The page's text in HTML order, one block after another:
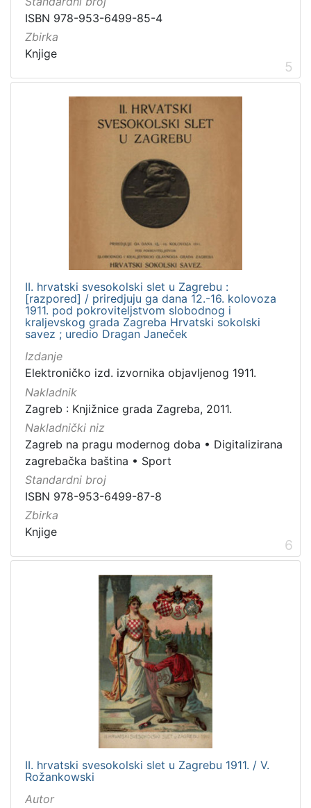
ISBN 978-953-6499-85-4
Zbirka
Knjige
5
II. hrvatski svesokolski slet u Zagrebu :
[razpored] / priredjuju ga dana 12.-16. kolovoza
1911. pod pokroviteljstvom slobodnog i
kraljevskog grada Zagreba Hrvatski sokolski
savez ; uredio Dragan Janeček
Izdanje
Elektroničko izd. izvornika objavljenog 1911.
Nakladnik
Zagreb : Knjižnice grada Zagreba, 2011.
Nakladnički niz
Zagreb na pragu modernog doba • Digitalizirana
zagrebačka baština • Sport
Standardni broj
ISBN 978-953-6499-87-8
Zbirka
Knjige
6
II. hrvatski svesokolski slet u Zagrebu 1911. / V.
Rožankowski
Autor